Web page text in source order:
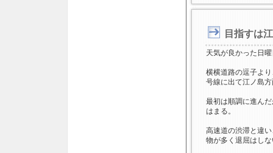
目指すは
天気が良かった日
横横道路の逗子よ
号線に出て江ノ島
最初は順調に進ん
はまる。
高速道の渋滞と違
物が多く退屈はし